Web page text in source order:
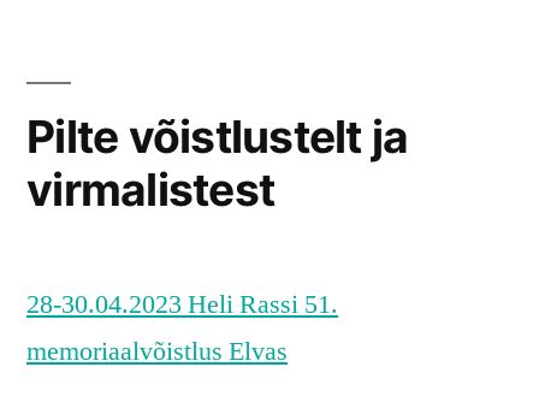
Pilte võistlustelt ja
virmalistest
28-30.04.2023 Heli Rassi 51.
memoriaalvõistlus Elvas